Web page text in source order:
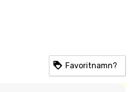
Favoritnamn?